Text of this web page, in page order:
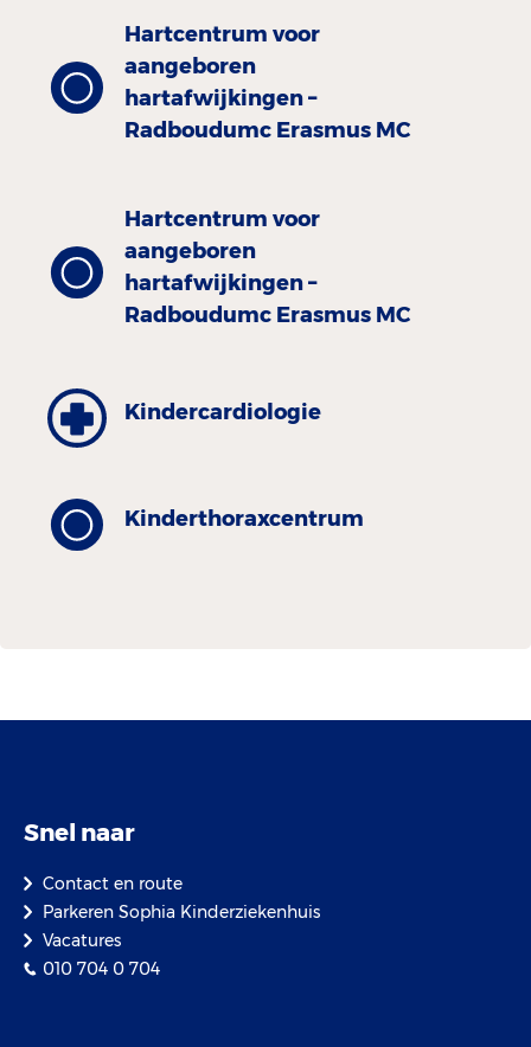
Hartcentrum voor
aangeboren
hartafwijkingen –
Radboudumc Erasmus MC
Hartcentrum voor
aangeboren
hartafwijkingen –
Radboudumc Erasmus MC
Kinder­cardiologie
Kinder­thorax­centrum
Snel naar
Contact en route
Parkeren Sophia Kinderziekenhuis
Vacatures
010 704 0 704